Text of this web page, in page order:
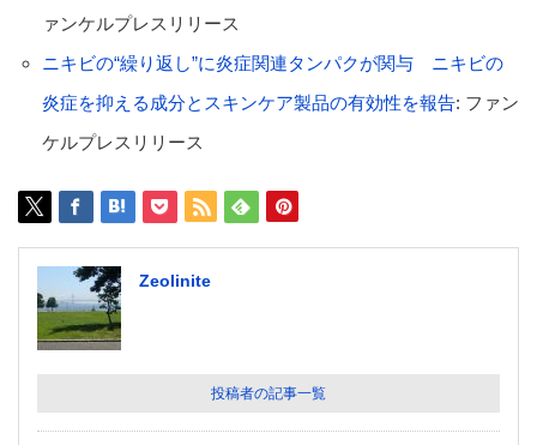
ァンケルプレスリリース
ニキビの“繰り返し”に炎症関連タンパクが関与 ニキビの
炎症を抑える成分とスキンケア製品の有効性を報告: ファン
ケルプレスリリース
Zeolinite
投稿者の記事一覧